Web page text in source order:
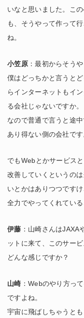
いなと思いました。こ
も、そうやって作って
ね。
小笠原：最初からそう
僕はどっちかと言うと
らインターネットもイ
る会社じゃないですか。
なので普通で言うと途
あり得ない側の会社です
でもWebとかサービス
改善していくというの
いとかはありつつです
全力でやってくれてい
伊藤 ：山崎さんは
ットに来て、このサー
どんな感じですか？
山崎 ：Webのやり方っ
ですよね。
宇宙に飛ばしちゃうと